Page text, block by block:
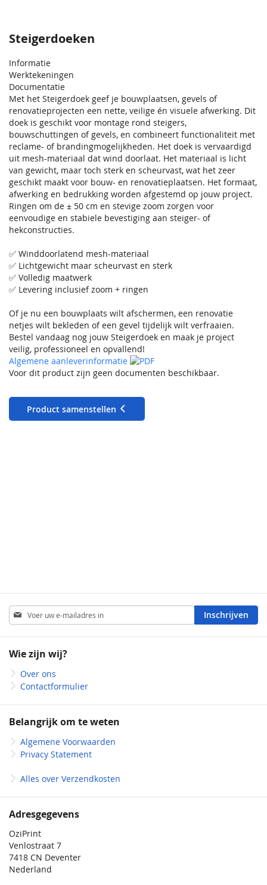
Steigerdoeken
Informatie
Werktekeningen
Documentatie
Met het Steigerdoek geef je bouwplaatsen, gevels of
renovatieprojecten een nette, veilige én visuele afwerking. Dit
doek is geschikt voor montage rond steigers,
bouwschuttingen of gevels, en combineert functionaliteit met
reclame- of brandingmogelijkheden. Het doek is vervaardigd
uit mesh-materiaal dat wind doorlaat. Het materiaal is licht
van gewicht, maar toch sterk en scheurvast, wat het zeer
geschikt maakt voor bouw- en renovatieplaatsen. Het formaat,
afwerking en bedrukking worden afgestemd op jouw project.
Ringen om de ± 50 cm en stevige zoom zorgen voor
eenvoudige en stabiele bevestiging aan steiger- of
hekconstructies.
✅ Winddoorlatend mesh-materiaal
✅ Lichtgewicht maar scheurvast en sterk
✅ Volledig maatwerk
✅ Levering inclusief zoom + ringen
Of je nu een bouwplaats wilt afschermen, een renovatie
netjes wilt bekleden of een gevel tijdelijk wilt verfraaien.
Bestel vandaag nog jouw Steigerdoek en maak je project
veilig, professioneel en opvallend!
Algemene aanleverinformatie
Voor dit product zijn geen documenten beschikbaar.
Product samenstellen
Abonneer
u
op
nieuwsbrief
Inschrijven
Wie zijn wij?
Over ons
Contactformulier
Belangrijk om te weten
Algemene Voorwaarden
Privacy Statement
Alles over Verzendkosten
Adresgegevens
OziPrint
Venlostraat 7
7418 CN Deventer
Nederland